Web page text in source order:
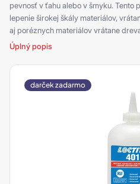
pevnosť v ťahu alebo v šmyku. Tento
lepenie širokej škály materiálov,
aj poréznych materiálov vrátane
Úplný popis
darček zadarmo